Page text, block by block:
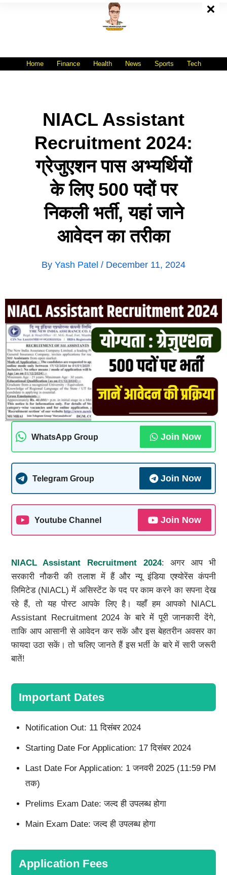
Home Finance Health News Sports Tech
NIACL Assistant
Recruitment 2024:
ग्रेजुएशन पास अभ्यर्थियों
के लिए 500 पदों पर
निकली भर्ती, यहां जाने
आवेदन का तरीका
By Yash Patel / December 11, 2024
WhatsApp Group Join Now
Telegram Group Join Now
Youtube Channel Join Now
NIACL Assistant Recruitment 2024: अगर आप भी
सरकारी नौकरी की तलाश में हैं और न्यू इंडिया एश्योरेंस कंपनी
लिमिटेड (NIACL) में असिस्टेंट के पद पर काम करने का सपना देख
रहे हैं, तो यह पोस्ट आपके लिए है। यहाँ हम आपको NIACL
Assistant Recruitment 2024 के बारे में पूरी जानकारी देंगे,
ताकि आप आसानी से आवेदन कर सकें और इस बेहतरीन अवसर का
फायदा उठा सकें। तो चलिए जानते हैं इस भर्ती के बारे में सारी जरूरी
बातें!
Important Dates
Notification Out: 11 दिसंबर 2024
Starting Date For Application: 17 दिसंबर 2024
Last Date For Application: 1 जनवरी 2025 (11:59 PM
तक)
Prelims Exam Date: जल्द ही उपलब्ध होगा
Main Exam Date: जल्द ही उपलब्ध होगा
Application Fees